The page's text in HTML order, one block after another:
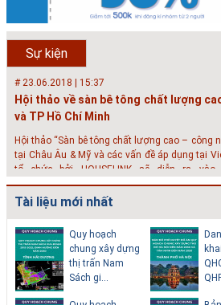
Sự kiện
Phát triển đô thị thông minh và bền vững
của rất nhiều thành phố trên thế giới. Tại
gần 20 tỉnh, thành phố trên toàn quốc đang
khởi động các đề án về đô thị thông minh. Vi...
# 23.06.2018 | 15:37
Hội thảo về sàn bê tông chất lượng
và TP Hồ Chí Minh
Hội thảo “Sàn bê tông chất lượng cao – công
tại Châu Âu & Mỹ và các vấn đề áp dụng tại
tổ chức bởi HOUSELINK sẽ diễn ra vào
26/06/2018 tại Khách sạn Pan Pacific, Hà Nội
# 04.03.2017 | 10:56
Độc đáo 3 địa danh thu nhỏ trong
giữa lòng Hà Nội
Ngoài các khách sạn và nhà nghỉ, nhiều du
hướng tìm đến các homestay cho kỳ nghỉ của
Tài liệu mới nhất
Quy hoạch
chung xây dựng
thị trấn Nam
Sách gi...